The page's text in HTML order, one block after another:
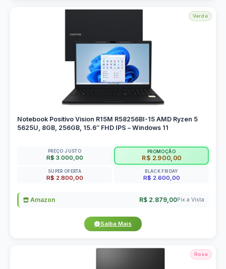
Verde
Notebook Positivo Vision R15M R58256BI-15 AMD Ryzen 5
5625U, 8GB, 256GB, 15.6″ FHD IPS – Windows 11
PREÇO JUSTO
R$ 3.000,00
PROMOÇÃO
R$ 2.900,00
SUPER OFERTA
R$ 2.800,00
BLACK FRIDAY
R$ 2.600,00
Amazon R$ 2.879,00Pix a Vista
Saiba Mais
Rosa